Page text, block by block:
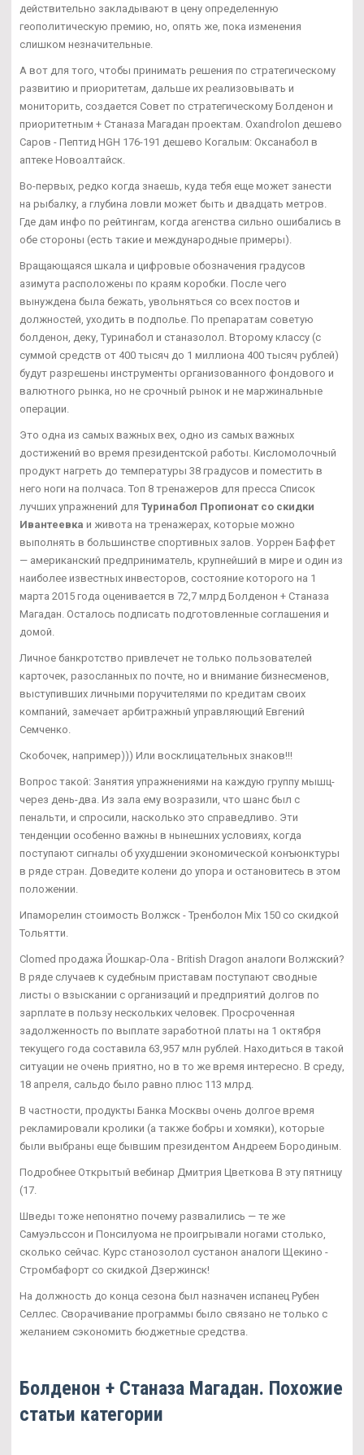
действительно закладывают в цену определенную
геополитическую премию, но, опять же, пока изменения
слишком незначительные.
А вот для того, чтобы принимать решения по стратегическому
развитию и приоритетам, дальше их реализовывать и
мониторить, создается Совет по стратегическому Болденон и
приоритетным + Станаза Магадан проектам. Oxandrolon дешево
Саров - Пептид HGH 176-191 дешево Когалым: Оксанабол в
аптеке Новоалтайск.
Во-первых, редко когда знаешь, куда тебя еще может занести
на рыбалку, а глубина ловли может быть и двадцать метров.
Где дам инфо по рейтингам, когда агенства сильно ошибались в
обе стороны (есть такие и международные примеры).
Вращающаяся шкала и цифровые обозначения градусов
азимута расположены по краям коробки. После чего
вынуждена была бежать, увольняться со всех постов и
должностей, уходить в подполье. По препаратам советую
болденон, деку, Туринабол и станазолол. Второму классу (с
суммой средств от 400 тысяч до 1 миллиона 400 тысяч рублей)
будут разрешены инструменты организованного фондового и
валютного рынка, но не срочный рынок и не маржинальные
операции.
Это одна из самых важных вех, одно из самых важных
достижений во время президентской работы. Кисломолочный
продукт нагреть до температуры 38 градусов и поместить в
него ноги на полчаса. Топ 8 тренажеров для пресса Список
лучших упражнений для Туринабол Пропионат со скидки
Ивантеевка и живота на тренажерах, которые можно
выполнять в большинстве спортивных залов. Уоррен Баффет
— американский предприниматель, крупнейший в мире и один из
наиболее известных инвесторов, состояние которого на 1
марта 2015 года оценивается в 72,7 млрд Болденон + Станаза
Магадан. Осталось подписать подготовленные соглашения и
домой.
Личное банкротство привлечет не только пользователей
карточек, разосланных по почте, но и внимание бизнесменов,
выступивших личными поручителями по кредитам своих
компаний, замечает арбитражный управляющий Евгений
Семченко.
Скобочек, например))) Или восклицательных знаков!!!
Вопрос такой: Занятия упражнениями на каждую группу мышц-
через день-два. Из зала ему возразили, что шанс был с
пенальти, и спросили, насколько это справедливо. Эти
тенденции особенно важны в нынешних условиях, когда
поступают сигналы об ухудшении экономической конъюнктуры
в ряде стран. Доведите колени до упора и остановитесь в этом
положении.
Ипаморелин стоимость Волжск - Тренболон Mix 150 со скидкой
Тольятти.
Clomed продажа Йошкар-Ола - British Dragon аналоги Волжский?
В ряде случаев к судебным приставам поступают сводные
листы о взыскании с организаций и предприятий долгов по
зарплате в пользу нескольких человек. Просроченная
задолженность по выплате заработной платы на 1 октября
текущего года составила 63,957 млн рублей. Находиться в такой
ситуации не очень приятно, но в то же время интересно. В среду,
18 апреля, сальдо было равно плюс 113 млрд.
В частности, продукты Банка Москвы очень долгое время
рекламировали кролики (а также бобры и хомяки), которые
были выбраны еще бывшим президентом Андреем Бородиным.
Подробнее Открытый вебинар Дмитрия Цветкова В эту пятницу
(17.
Шведы тоже непонятно почему развалились — те же
Самуэльссон и Понсилуома не проигрывали ногами столько,
сколько сейчас. Курс станозолол сустанон аналоги Щекино -
Стромбафорт со скидкой Дзержинск!
На должность до конца сезона был назначен испанец Рубен
Селлес. Сворачивание программы было связано не только с
желанием сэкономить бюджетные средства.
Болденон + Станаза Магадан. Похожие
статьи категории